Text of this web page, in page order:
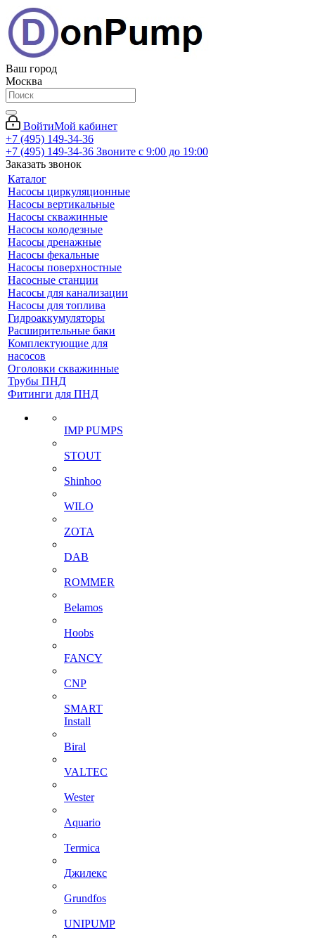
Ваш город
Москва
ВойтиМой кабинет
+7 (495) 149-34-36
+7 (495) 149-34-36 Звоните с 9:00 до 19:00
Заказать звонок
Каталог
Насосы циркуляционные
Насосы вертикальные
Насосы скважинные
Насосы колодезные
Насосы дренажные
Насосы фекальные
Насосы поверхностные
Насосные станции
Насосы для канализации
Насосы для топлива
Гидроаккумуляторы
Расширительные баки
Комплектующие для
насосов
Оголовки скважинные
Трубы ПНД
Фитинги для ПНД
IMP PUMPS
STOUT
Shinhoo
WILO
ZOTA
DAB
ROMMER
Belamos
Hoobs
FANCY
CNP
SMART
Install
Biral
VALTEC
Wester
Aquario
Termica
Джилекс
Grundfos
UNIPUMP